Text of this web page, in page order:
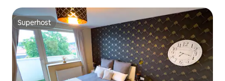
Superhost
Superhost